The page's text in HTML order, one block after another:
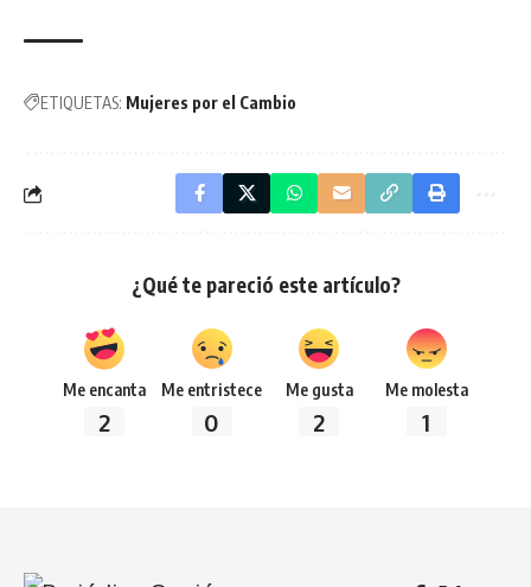
ETIQUETAS: Mujeres por el Cambio
¿Qué te pareció este artículo?
Me encanta
2
Me entristece
0
Me gusta
2
Me molesta
1